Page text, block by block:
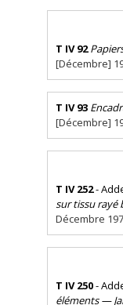
T IV 92
[Décembre]
T IV 93
[Décembre]
T IV 252-
sur tissu rayé
Décembre
T IV 250-
éléments —